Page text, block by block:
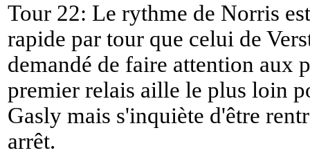
Tour 22: Le rythme de Norris
rapide par tour que celui de
demandé de faire attention aux
premier relais aille le plus loin
Gasly mais s'inquiète d'être
arrêt.